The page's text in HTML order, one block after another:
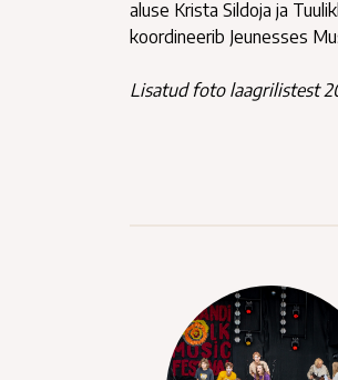
aluse Krista Sildoja ja
koordineerib Jeunesses
Lisatud foto laagrilistest